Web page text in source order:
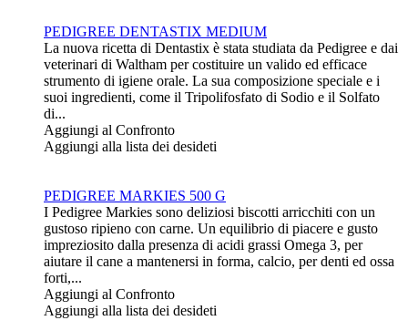
PEDIGREE DENTASTIX MEDIUM
La nuova ricetta di Dentastix è stata studiata da Pedigree e dai
veterinari di Waltham per costituire un valido ed efficace
strumento di igiene orale. La sua composizione speciale e i
suoi ingredienti, come il Tripolifosfato di Sodio e il Solfato
di...
Aggiungi al Confronto
Aggiungi alla lista dei desideti
PEDIGREE MARKIES 500 G
I Pedigree Markies sono deliziosi biscotti arricchiti con un
gustoso ripieno con carne. Un equilibrio di piacere e gusto
impreziosito dalla presenza di acidi grassi Omega 3, per
aiutare il cane a mantenersi in forma, calcio, per denti ed ossa
forti,...
Aggiungi al Confronto
Aggiungi alla lista dei desideti